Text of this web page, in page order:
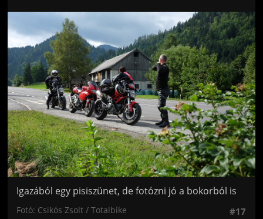
Jön még kép!
Igazából egy pisiszünet, de fotózni jó a bokorból is
Fotó: Csikós Zsolt / Totalbike #17